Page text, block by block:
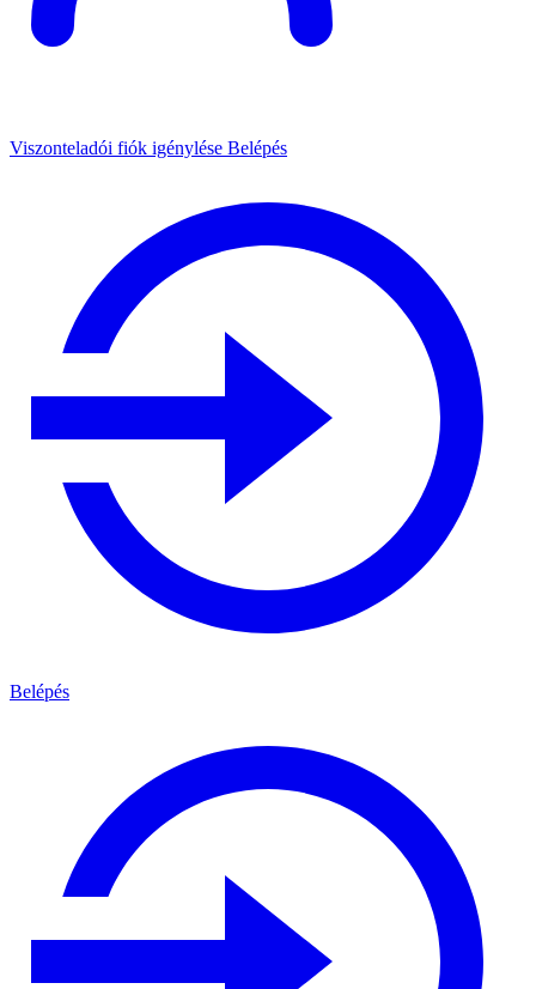
Viszonteladói fiók igénylése Belépés
Belépés